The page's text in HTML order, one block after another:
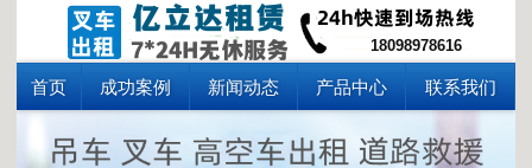
18098978616
首页 成功案例 新闻动态 产品中心 联系我们